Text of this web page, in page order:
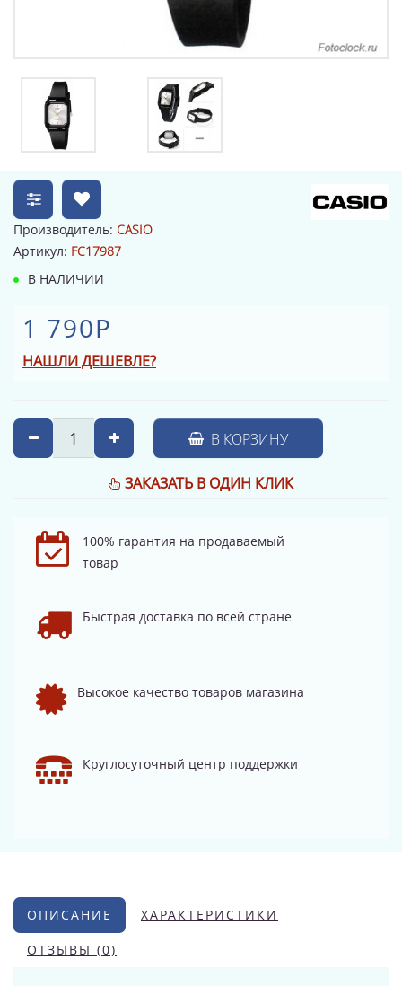
Производитель: CASIO
Артикул: FC17987
В НАЛИЧИИ
1 790Р
НАШЛИ ДЕШЕВЛЕ?
В КОРЗИНУ
ЗАКАЗАТЬ В ОДИН КЛИК
100% гарантия на продаваемый
товар
Быстрая доставка по всей стране
Высокое качество товаров магазина
Круглосуточный центр поддержки
ОПИСАНИЕ ХАРАКТЕРИСТИКИ
ОТЗЫВЫ (0)